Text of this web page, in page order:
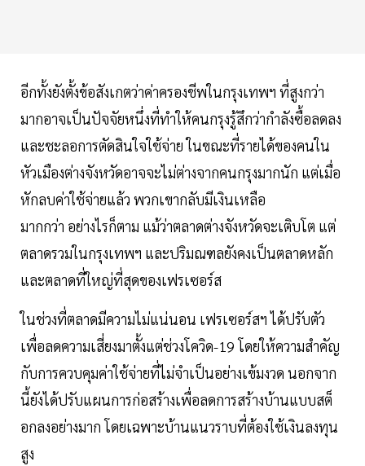
อีกทั้งยังตั้งข้อสังเกตว่าค่าครองชีพในกรุงเทพฯ ที่สูงกว่า
มากอาจเป็นปัจจัยหนึ่งที่ทำให้คนกรุงรู้สึกว่ากำลังซื้อลดลง
และชะลอการตัดสินใจใช้จ่าย ในขณะที่รายได้ของคนใน
หัวเมืองต่างจังหวัดอาจจะไม่ต่างจากคนกรุงมากนัก แต่เมื่อ
หักลบค่าใช้จ่ายแล้ว พวกเขากลับมีเงินเหลือ
มากกว่า อย่างไรก็ตาม แม้ว่าตลาดต่างจังหวัดจะเติบโต แต่
ตลาดรวมในกรุงเทพฯ และปริมณฑลยังคงเป็นตลาดหลัก
และตลาดที่ใหญ่ที่สุดของเฟรเซอร์ส
ในช่วงที่ตลาดมีความไม่แน่นอน เฟรเซอร์สฯ ได้ปรับตัว
เพื่อลดความเสี่ยงมาตั้งแต่ช่วงโควิด-19 โดยให้ความสำคัญ
กับการควบคุมค่าใช้จ่ายที่ไม่จำเป็นอย่างเข้มงวด นอกจาก
นี้ยังได้ปรับแผนการก่อสร้างเพื่อลดการสร้างบ้านแบบสต็
อกลงอย่างมาก โดยเฉพาะบ้านแนวราบที่ต้องใช้เงินลงทุน
สูง